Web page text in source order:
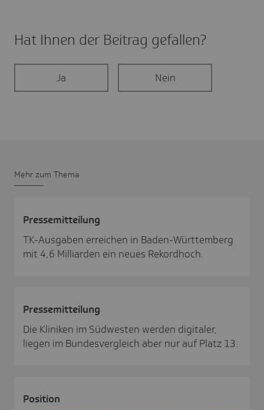
Hat Ihnen der Beitrag gefal­len?
Ja Nein
Mehr zum Thema
Pres­se­mit­tei­lung
TK-Ausgaben erreichen in Baden-Württemberg
mit 4,6 Milliarden ein neues Rekordhoch.
Pres­se­mit­tei­lung
Die Kliniken im Südwesten werden digitaler,
liegen im Bundesvergleich aber nur auf Platz 13.
Posi­tion